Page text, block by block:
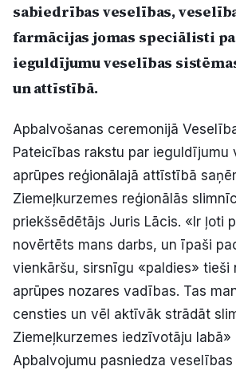
Par mums
Kontakti
Facebook Instagram YouTube
E-avīze Abonē
sabiedrības veselības,
farmācijas jomas speciālisti
ieguldījumu veselības
un attīstībā.
Apbalvošanas ceremonijā
Pateicības rakstu par ieguldījumu
aprūpes reģionālajā attīstībā
Ziemeļkurzemes reģionālās
priekšsēdētājs Juris Lācis. «Ir ļoti
novērtēts mans darbs, un īpaši
vienkāršu, sirsnīgu «paldies» tieši
aprūpes nozares vadības. Tas
censties un vēl aktīvāk strādāt
Ziemeļkurzemes iedzīvotāju labā»
Apbalvojumu pasniedza